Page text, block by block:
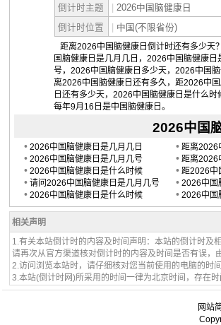
倒计时主题
2026中国脑健康日
倒计时位置
中国(不限省份)
距离2026中国脑健康日倒计时还有多少天
国脑健康日是几月几日，2026中国脑健康
号，2026中国脑健康日多少天，2026中国
离2026中国脑健康日还有多久，距2026中
日还有多少天，2026中国脑健康日是什么
每年9月16日是中国脑健康日。
2026中国
• 2026中国脑健康日是几月几日
• 2026中国脑健康日是几月几号
• 2026中国脑健康日是什么时候
• 请问2026中国脑健康日是几月几号
• 2026中国脑健康日是什么时候
• 距离2026
• 距离2026
• 距2026中
• 2026中国
• 2026中国
相关声明
1.有关本站倒计时的内容及时间声明：本站的倒计时及
请再次从官方渠道核对倒计时的内容及时间是否有误
2.访问浏览本站时，请仔细核对您当前使用的电脑的时
3.本站(倒计时网)所采用的时间一律为北京时间，存在
网站